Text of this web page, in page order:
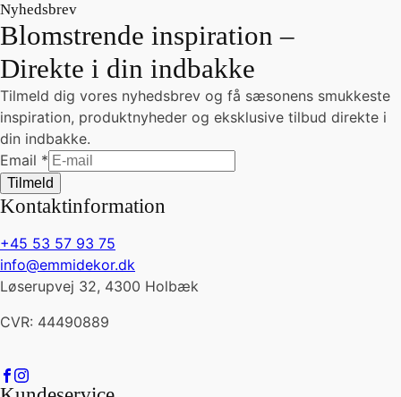
Nyhedsbrev
Blomstrende inspiration –
Direkte i din indbakke
Tilmeld dig vores nyhedsbrev og få sæsonens smukkeste
inspiration, produktnyheder og eksklusive tilbud direkte i
din indbakke.
Email
Email *
Tilmeld
Kontaktinformation
+45 53 57 93 75
info@emmidekor.dk
Løserupvej 32, 4300 Holbæk
CVR: 44490889